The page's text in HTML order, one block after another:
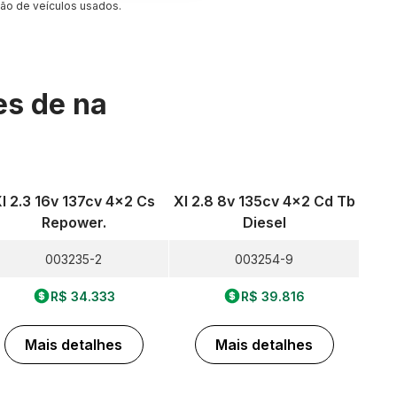
de veículos usados.
de na
2.3 16v 137cv 4x2 Cs
Repower.
003235-2
R$ 34.333
Mais detalhes
Xl 2.8 8v 135cv 4x2 Cd Tb
Diesel
003254-9
R$ 39.816
Mais detalhes